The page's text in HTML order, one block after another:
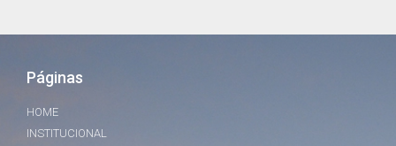
Páginas
HOME
INSTITUCIONAL